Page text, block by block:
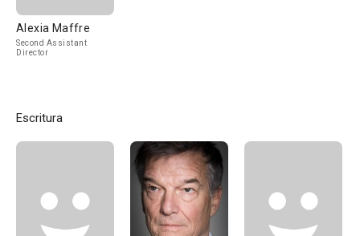
Alexia Maffre
Second Assistant
Director
Escritura